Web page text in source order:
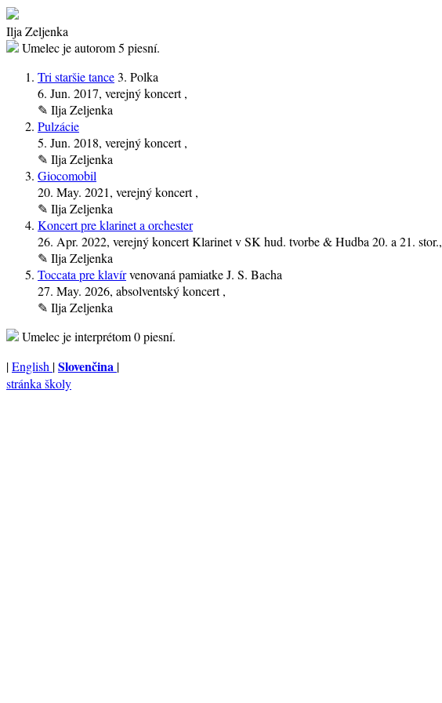
Ilja Zeljenka
Umelec je autorom5 piesní.
Tri staršie tance3. Polka
6. Jun. 2017, verejný koncert ,
✎ Ilja Zeljenka
Pulzácie
5. Jun. 2018, verejný koncert ,
✎ Ilja Zeljenka
Giocomobil
20. May. 2021, verejný koncert ,
✎ Ilja Zeljenka
Koncert pre klarinet a orchester
26. Apr. 2022, verejný koncert Klarinet v SK hud. tvorbe & Hudba 20. a 21. stor.,
✎ Ilja Zeljenka
Toccata pre klavírvenovaná pamiatke J. S. Bacha
27. May. 2026, absolventský koncert ,
✎ Ilja Zeljenka
Umelec je interprétom0 piesní.
|English |Slovenčina |
stránka školy